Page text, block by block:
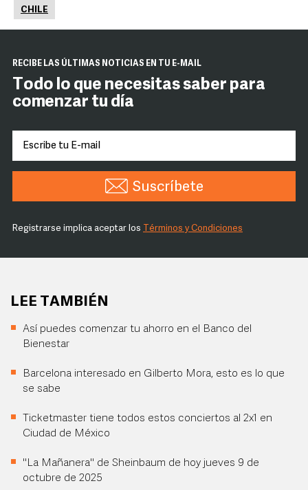
CHILE
RECIBE LAS ÚLTIMAS NOTICIAS EN TU E-MAIL
Todo lo que necesitas saber para
comenzar tu día
Suscríbete
Registrarse implica aceptar los Términos y Condiciones
LEE TAMBIÉN
Así puedes comenzar tu ahorro en el Banco del
Bienestar
Barcelona interesado en Gilberto Mora, esto es lo que
se sabe
Ticketmaster tiene todos estos conciertos al 2x1 en
Ciudad de México
"La Mañanera" de Sheinbaum de hoy jueves 9 de
octubre de 2025